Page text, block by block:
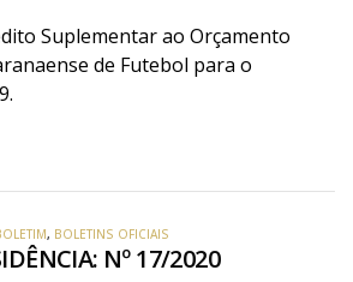
Suplementar ao Orçamento
de Futebol para o
, BOLETINS OFICIAIS
Nº 17/2020